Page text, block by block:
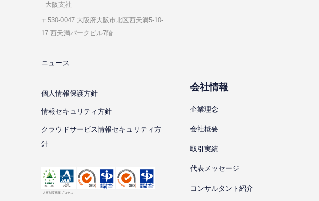
⼤阪⽀社
〒530-0047 ⼤阪府⼤阪市北区⻄天満5-10-
17 ⻄天満パークビル7階
ニュース
個⼈情報保護⽅針
情報セキュリティ⽅針
クラウドサービス情報セキュリティ方
針
会社情報
企業理念
会社概要
取引実績
代表メッセージ
コンサルタント紹介